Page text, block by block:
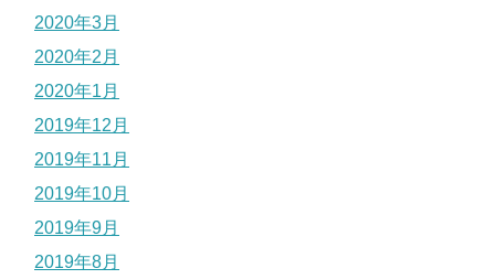
2020年3月
2020年2月
2020年1月
2019年12月
2019年11月
2019年10月
2019年9月
2019年8月